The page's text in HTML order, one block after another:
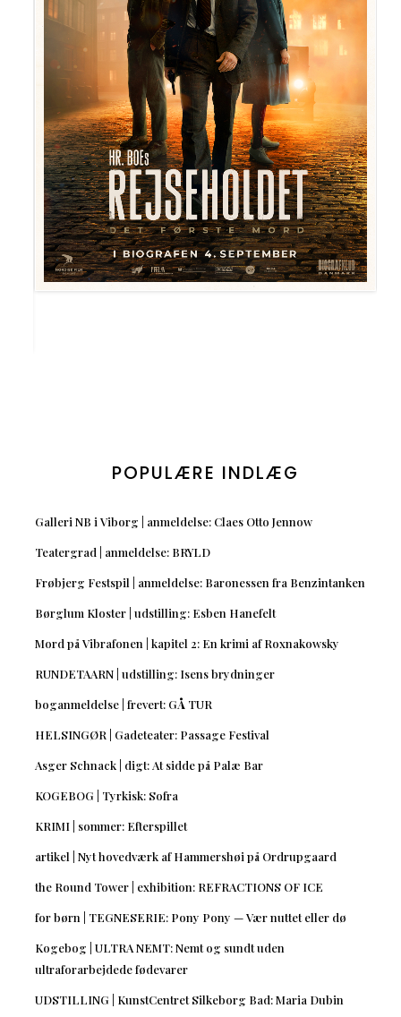
POPULÆRE INDLÆG
Galleri NB i Viborg | anmeldelse: Claes Otto Jennow
Teatergrad | anmeldelse: BRYLD
Frøbjerg Festspil | anmeldelse: Baronessen fra Benzintanken
Børglum Kloster | udstilling: Esben Hanefelt
Mord på Vibrafonen | kapitel 2: En krimi af Roxnakowsky
RUNDETAARN | udstilling: Isens brydninger
boganmeldelse | frevert: GÅ TUR
HELSINGØR | Gadeteater: Passage Festival
Asger Schnack | digt: At sidde på Palæ Bar
KOGEBOG | Tyrkisk: Sofra
KRIMI | sommer: Efterspillet
artikel | Nyt hovedværk af Hammershøi på Ordrupgaard
the Round Tower | exhibition: REFRACTIONS OF ICE
for børn | TEGNESERIE: Pony Pony — Vær nuttet eller dø
Kogebog | ULTRA NEMT: Nemt og sundt uden
ultraforarbejdede fødevarer
UDSTILLING | KunstCentret Silkeborg Bad: Maria Dubin